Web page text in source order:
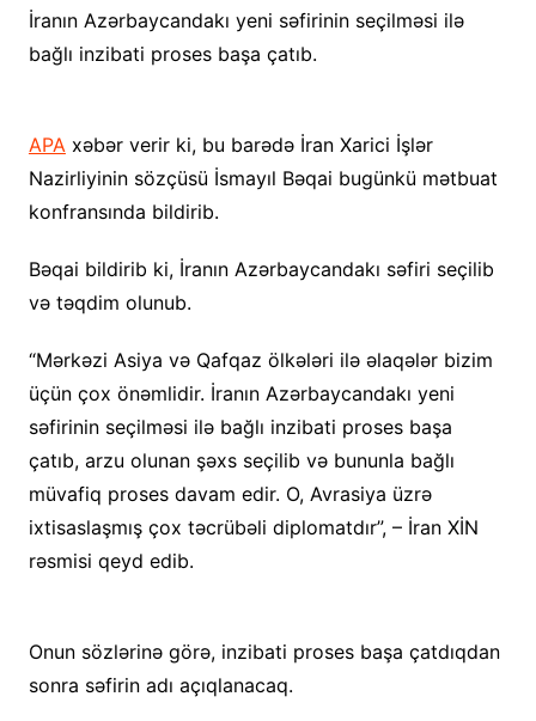
İranın Azərbaycandakı yeni səfirinin seçilməsi ilə
bağlı inzibati proses başa çatıb.
APA xəbər verir ki, bu barədə İran Xarici İşlər
Nazirliyinin sözçüsü İsmayıl Bəqai bugünkü mətbuat
konfransında bildirib.
Bəqai bildirib ki, İranın Azərbaycandakı səfiri seçilib
və təqdim olunub.
“Mərkəzi Asiya və Qafqaz ölkələri ilə əlaqələr bizim
üçün çox önəmlidir. İranın Azərbaycandakı yeni
səfirinin seçilməsi ilə bağlı inzibati proses başa
çatıb, arzu olunan şəxs seçilib və bununla bağlı
müvafiq proses davam edir. O, Avrasiya üzrə
ixtisaslaşmış çox təcrübəli diplomatdır”, – İran XİN
rəsmisi qeyd edib.
Onun sözlərinə görə, inzibati proses başa çatdıqdan
sonra səfirin adı açıqlanacaq.